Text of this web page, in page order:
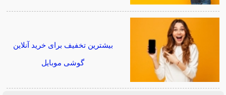
بیشترین تخفیف برای خرید آنلاین
گوشی موبایل